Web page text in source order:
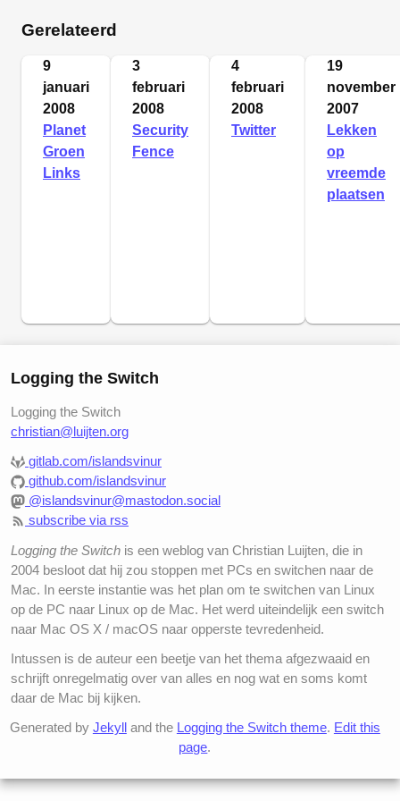
Gerelateerd
9
januari
2008
Planet
Groen
Links
3
februari
2008
Security
Fence
4
februari
2008
Twitter
19
november
2007
Lekken
op
vreemde
plaatsen
Logging the Switch
Logging the Switch
christian@luijten.org
gitlab.com/islandsvinur
github.com/islandsvinur
@islandsvinur@mastodon.social
subscribe via rss
Logging the Switch is een weblog van Christian Luijten, die in
2004 besloot dat hij zou stoppen met PCs en switchen naar de
Mac. In eerste instantie was het plan om te switchen van Linux
op de PC naar Linux op de Mac. Het werd uiteindelijk een switch
naar Mac OS X / macOS naar opperste tevredenheid.
Intussen is de auteur een beetje van het thema afgezwaaid en
schrijft onregelmatig over van alles en nog wat en soms komt
daar de Mac bij kijken.
Generated by Jekylland the Logging the Switch theme. Edit this
page.